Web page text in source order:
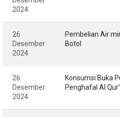
2024
26
Desember
2024
Pembelian Air
Botol
26
Desember
2024
Konsumsi Buka
Penghafal Al